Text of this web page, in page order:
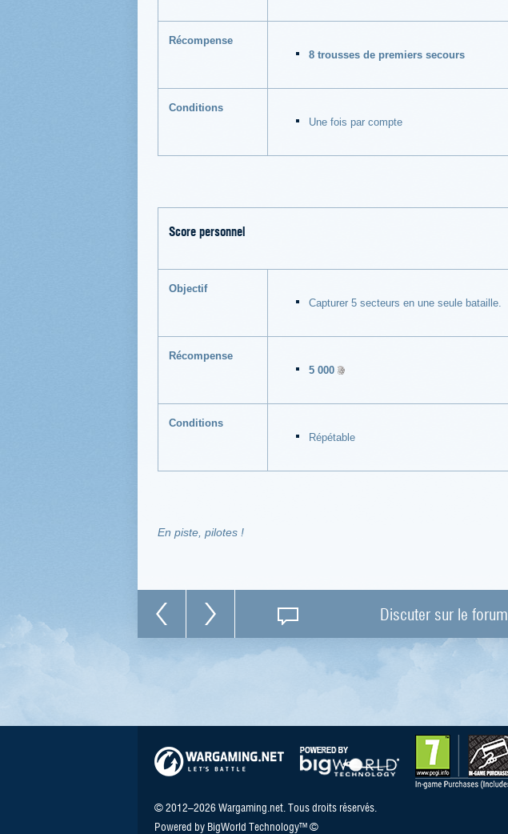
Récompense
8 trousses de premiers secours
Conditions
Une fois par compte
Score personnel
Objectif
Capturer 5 secteurs en une seule bataille.
Récompense
5 000
Conditions
Répétable
En piste, pilotes !
Discuter sur le forum
© 2012–2026 Wargaming.net. Tous droits réservés.
Powered by BigWorld Technology™ ©